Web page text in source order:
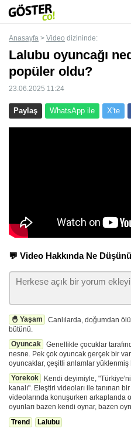
Anasayfa > Video dizininde:
Lalubu oyuncağı
popüler oldu?
23.06.2025 11:24
Paylaş WhatsApp ile X'te
💬 Video Hakkında Ne
🐣 Yaşam
Canlılarda, doğumdan
bütünü.
Oyuncak
Genellikle çocuklar
nesne. Pek çok oyuncak gerçek bir
oyuncaklar, çeşitli anlamlar
Yorekok
Kendi deyimiyle,
kanalı". Eleştiri videoları ile tanınan
videolarında konuşurken arkaplanda
oyunları bazen kendi oynar, bazen
Trend
Lalubu